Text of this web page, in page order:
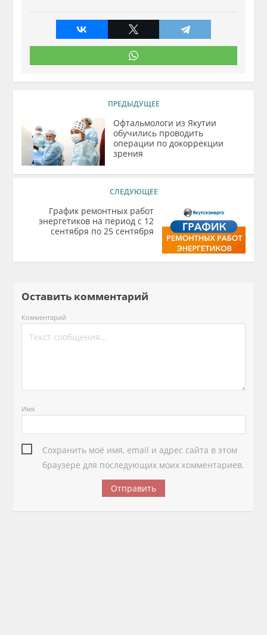
ПРЕДЫДУЩЕЕ
Офтальмологи из Якутии
обучились проводить
операции по докоррекции
зрения
СЛЕДУЮЩЕЕ
График ремонтных работ
энергетиков на период с 12
сентября по 25 сентября
Оставить комментарий
Комментарий
Имя
Сохранить моё имя, email и адрес сайта в этом
браузере для последующих моих комментариев.